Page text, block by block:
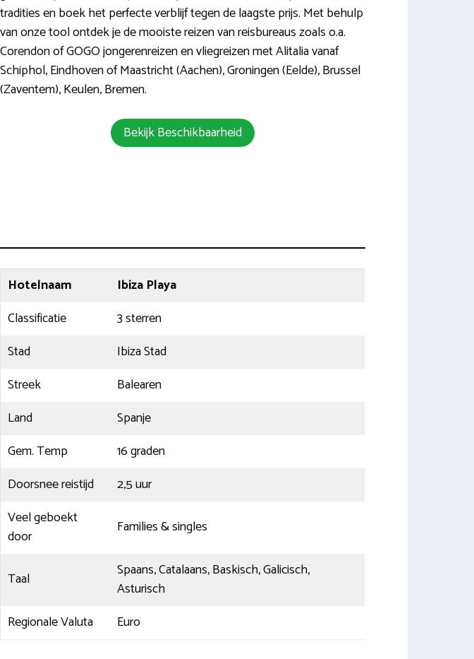
tradities en boek het perfecte verblijf tegen de laagste prijs. Met behulp
van onze tool ontdek je de mooiste reizen van reisbureaus zoals o.a.
Corendon of GOGO jongerenreizen en vliegreizen met Alitalia vanaf
Schiphol, Eindhoven of Maastricht (Aachen), Groningen (Eelde), Brussel
(Zaventem), Keulen, Bremen.
Bekijk Beschikbaarheid
Hotelnaam
Ibiza Playa
Classificatie
3 sterren
Stad
Ibiza Stad
Streek
Balearen
Land
Spanje
Gem. Temp
16 graden
Doorsnee reistijd
2,5 uur
Veel geboekt
door
Families & singles
Taal
Spaans, Catalaans, Baskisch, Galicisch,
Asturisch
Regionale Valuta
Euro